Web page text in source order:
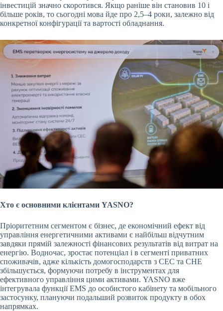
інвестицій значно скоротився. Якщо раніше він становив 10 і
більше років, то сьогодні мова йде про 2,5–4 роки, залежно від
конкретної конфігурації та вартості обладнання.
Хто є основними клієнтами YASNO?
Пріоритетним сегментом є бізнес, де економічний ефект від
управління енергетичними активами є найбільш відчутним
завдяки прямій залежності фінансових результатів від витрат на
енергію. Водночас, зростає потенціал і в сегменті приватних
споживачів, адже кількість домогосподарств з СЕС та СНЕ
збільшується, формуючи потребу в інструментах для
ефективного управління цими активами. YASNO вже
інтегрувала функції EMS до особистого кабінету та мобільного
застосунку, плануючи подальший розвиток продукту в обох
напрямках.